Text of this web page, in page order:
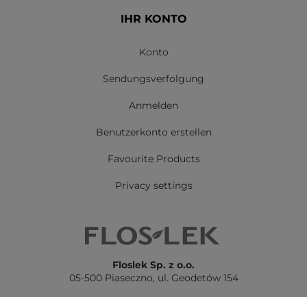
IHR KONTO
Konto
Sendungsverfolgung
Anmelden
Benutzerkonto erstellen
Favourite Products
Privacy settings
Floslek Sp. z o.o.
05-500 Piaseczno, ul. Geodetów 154